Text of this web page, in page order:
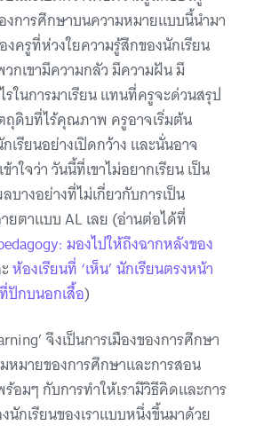
งการศึกษาบนความหมายแบบนี้นำมา
งครูที่ห่วงใยความรู้สึกของนักเรียน
วกเขามีความกลัว มีความฝัน มี
รในการมาเรียน แทนที่ครูจะด่วนสรุป
ถุดิบที่ไร้คุณภาพ ครูอาจเริ่มต้น
เรียนอย่างเปิดกว้าง และนั่นอาจ
าใจว่า วันนี้ที่เขาไม่อยากเรียน เป็น
บางอย่างที่ไม่เกี่ยวกับการเป็น
ยตาแบบ AL เลย (อ่านต่อได้ที่
มองไปให้ถึงฉากหลังของ
ห้องเรียนที่ ‘เห็น’ นักเรียนตรงหน้า
ปักบนอกเสื้อ)
จึงเป็นการเมืองของการศึกษา
หมายของการศึกษาและการสอน
อมๆ กับการทำให้เรามีวิธีคิดและการ
นักเรียนของเราแบบหนึ่งขึ้นมาด้วย